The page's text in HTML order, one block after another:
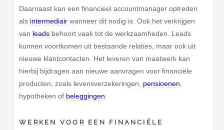
Daarnaast kan een financieel accountmanager optreden
als intermediair wanneer dit nodig is. Ook het verkrijgen
van leads behoort vaak tot de werkzaamheden. Leads
kunnen voortkomen uit bestaande relaties, maar ook uit
nieuwe klantcontacten. Het leveren van maatwerk kan
hierbij bijdragen aan nieuwe aanvragen voor financiële
producten, zoals levensverzekeringen, pensioenen
hypotheken of beleggingen
WERKEN VOOR EEN FINANCIËLE